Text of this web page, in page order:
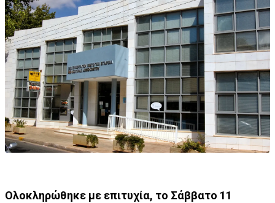
Ολοκληρώθηκε με επιτυχία, το Σάββατο 11